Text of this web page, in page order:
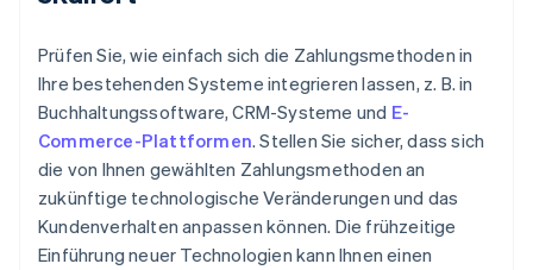
Prüfen Sie, wie einfach sich die Zahlungsmethoden in
Ihre bestehenden Systeme integrieren lassen, z. B. in
Buchhaltungssoftware, CRM-Systeme und E-
Commerce-Plattformen. Stellen Sie sicher, dass sich
die von Ihnen gewählten Zahlungsmethoden an
zukünftige technologische Veränderungen und das
Kundenverhalten anpassen können. Die frühzeitige
Einführung neuer Technologien kann Ihnen einen